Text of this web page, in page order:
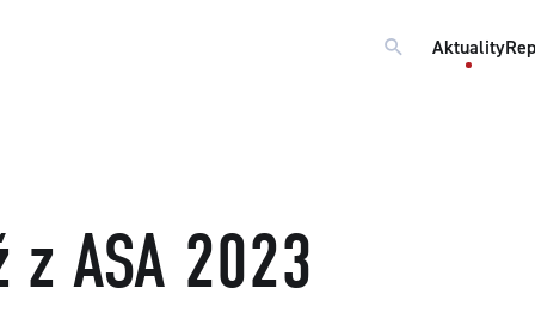
Aktuality
z ASA 2023